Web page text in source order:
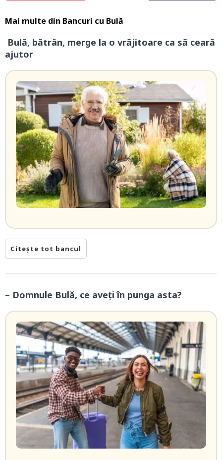
Mai multe din Bancuri cu Bulă
Bulă, bătrân, merge la o vrăjitoare ca să ceară
ajutor
Citește tot bancul
– Domnule Bulă, ce aveți în punga asta?